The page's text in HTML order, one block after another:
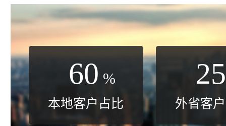
60 %
本地客户占比
25
外省客